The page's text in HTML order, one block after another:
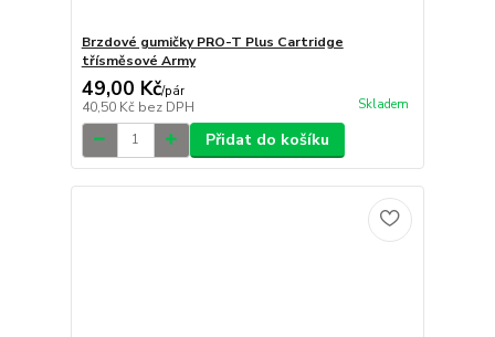
Brzdové gumičky PRO-T Plus Cartridge
třísměsové Army
49,00 Kč/pár
40,50 Kč bez DPH Skladem
Přidat do košíku